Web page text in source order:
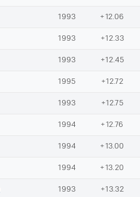
1993 +12.06
1993 +12.33
1993 +12.45
1995 +12.72
1993 +12.75
1994 +12.76
1994 +13.00
1994 +13.20
1993 +13.32